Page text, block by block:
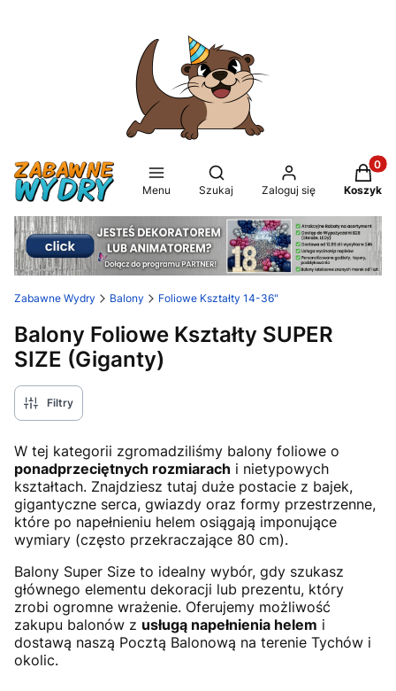
Menu
Otwórz wyszukiwarkę
Szukaj Zaloguj się Koszyk
Zabawne Wydry Balony Foliowe Kształty 14-36"
Balony Foliowe Kształty SUPER
SIZE (Giganty)
Filtry
W tej kategorii zgromadziliśmy balony foliowe o
ponadprzeciętnych rozmiarach i nietypowych
kształtach. Znajdziesz tutaj duże postacie z bajek,
gigantyczne serca, gwiazdy oraz formy przestrzenne,
które po napełnieniu helem osiągają imponujące
wymiary (często przekraczające 80 cm).
Balony Super Size to idealny wybór, gdy szukasz
głównego elementu dekoracji lub prezentu, który
zrobi ogromne wrażenie. Oferujemy możliwość
zakupu balonów z usługą napełnienia helem i
dostawą naszą Pocztą Balonową na terenie Tychów i
okolic.